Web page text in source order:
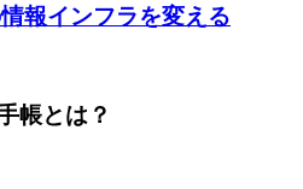
報インフラを変える
帳とは？